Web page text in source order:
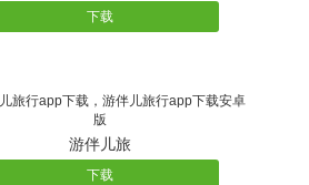
下载
游伴儿旅
下载